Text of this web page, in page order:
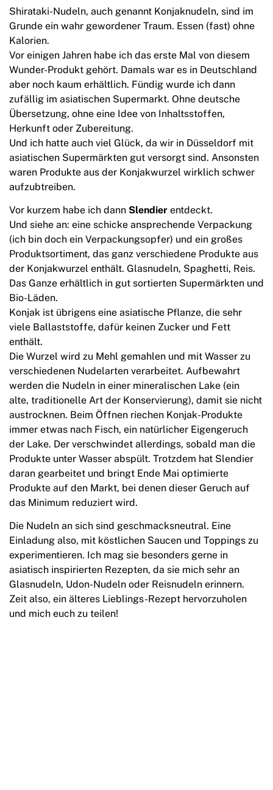
Shirataki-Nudeln, auch genannt Konjaknudeln, sind im
Grunde ein wahr gewordener Traum. Essen (fast) ohne
Kalorien.
Vor einigen Jahren habe ich das erste Mal von diesem
Wunder-Produkt gehört. Damals war es in Deutschland
aber noch kaum erhältlich. Fündig wurde ich dann
zufällig im asiatischen Supermarkt. Ohne deutsche
Übersetzung, ohne eine Idee von Inhaltsstoffen,
Herkunft oder Zubereitung.
Und ich hatte auch viel Glück, da wir in Düsseldorf mit
asiatischen Supermärkten gut versorgt sind. Ansonsten
waren Produkte aus der Konjakwurzel wirklich schwer
aufzubtreiben.
Vor kurzem habe ich dann Slendier entdeckt.
Und siehe an: eine schicke ansprechende Verpackung
(ich bin doch ein Verpackungsopfer) und ein großes
Produktsortiment, das ganz verschiedene Produkte aus
der Konjakwurzel enthält. Glasnudeln, Spaghetti, Reis.
Das Ganze erhältlich in gut sortierten Supermärkten und
Bio-Läden.
Konjak ist übrigens eine asiatische Pflanze, die sehr
viele Ballaststoffe, dafür keinen Zucker und Fett
enthält.
Die Wurzel wird zu Mehl gemahlen und mit Wasser zu
verschiedenen Nudelarten verarbeitet. Aufbewahrt
werden die Nudeln in einer mineralischen Lake (ein
alte, traditionelle Art der Konservierung), damit sie nicht
austrocknen. Beim Öffnen riechen Konjak-Produkte
immer etwas nach Fisch, ein natürlicher Eigengeruch
der Lake. Der verschwindet allerdings, sobald man die
Produkte unter Wasser abspült. Trotzdem hat Slendier
daran gearbeitet und bringt Ende Mai optimierte
Produkte auf den Markt, bei denen dieser Geruch auf
das Minimum reduziert wird.
Die Nudeln an sich sind geschmacksneutral. Eine
Einladung also, mit köstlichen Saucen und Toppings zu
experimentieren. Ich mag sie besonders gerne in
asiatisch inspirierten Rezepten, da sie mich sehr an
Glasnudeln, Udon-Nudeln oder Reisnudeln erinnern.
Zeit also, ein älteres Lieblings-Rezept hervorzuholen
und mich euch zu teilen!